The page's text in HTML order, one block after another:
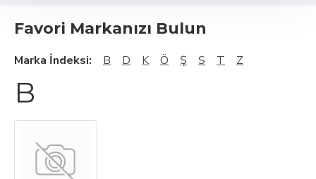
Favori Markanızı Bulun
Marka İndeksi: B D K Ö Ş S T Z
B